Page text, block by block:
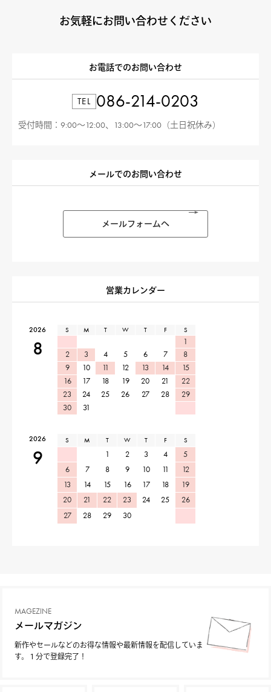
お気軽にお問い合わせください
お電話でのお問い合わせ
TEL 086-214-0203
受付時間：9:00〜12:00、13:00〜17:00（土日祝休み）
メールでのお問い合わせ
メールフォームへ
営業カレンダー
2026
8
S M T W T F S
1
2
3 4 5 6 7
8
9
10 11 12 13 14
15
16
17 18 19 20 21
22
23
24 25 26 27 28
29
30
31
2026
9
S M T W T F S
1 2 3 4
5
6
7 8 9 10 11
12
13
14 15 16 17 18
19
20
21 22 23 24 25
26
27
28 29 30
MAGEZINE
メールマガジン
新作やセールなどのお得な情報や最新情報を配信していま
す。１分で登録完了！